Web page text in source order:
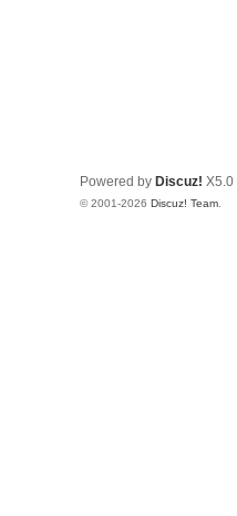
Powered by Discuz! X5.0
© 2001-2026 Discuz! Team